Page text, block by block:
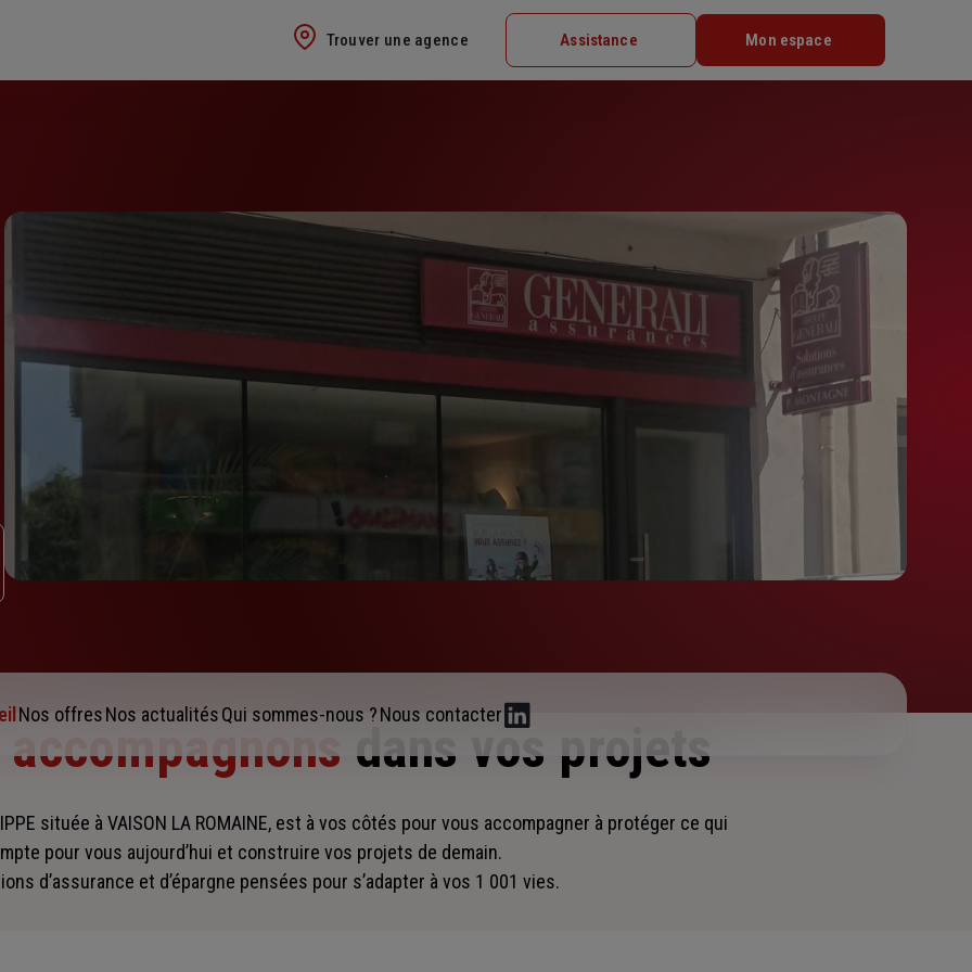
Trouver une agence Assistance Mon espace
Nos offresNos actualitésQui sommes-nous ?Nous contacter
dans vos projets
située à VAISON LA ROMAINE, est à vos côtés pour vous accompagner à protéger ce qui
pour vous aujourd’hui et construire vos projets de demain.
d’assurance et d’épargne pensées pour s’adapter à vos 1 001 vies.